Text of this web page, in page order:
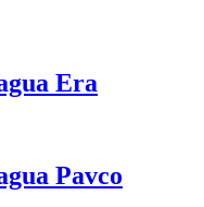
Era
Pavco